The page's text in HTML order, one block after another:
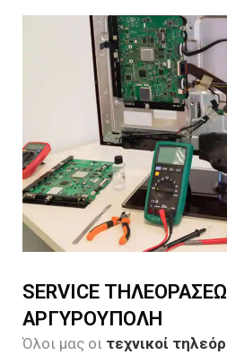
SERVICE
ΑΡΓΥΡΟΥΠΟΛΗ
Όλοι μας οι τεχνικοί